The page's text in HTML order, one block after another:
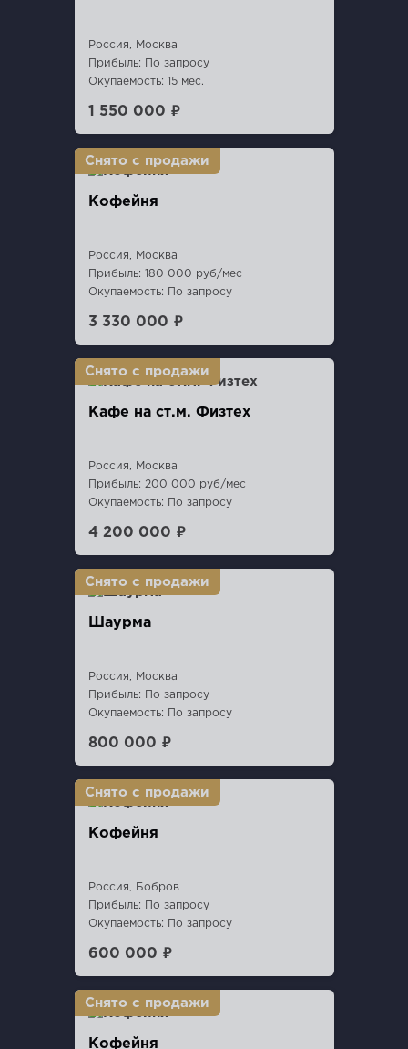
Россия, Москва
Прибыль: По запросу
Окупаемость: 15 мес.
1 550 000 ₽
Кофейня
Россия, Москва
Прибыль: 180 000 руб/мес
Окупаемость: По запросу
3 330 000 ₽
Кафе на ст.м. Физтех
Россия, Москва
Прибыль: 200 000 руб/мес
Окупаемость: По запросу
4 200 000 ₽
Шаурма
Россия, Москва
Прибыль: По запросу
Окупаемость: По запросу
800 000 ₽
Кофейня
Россия, Бобров
Прибыль: По запросу
Окупаемость: По запросу
600 000 ₽
Кофейня